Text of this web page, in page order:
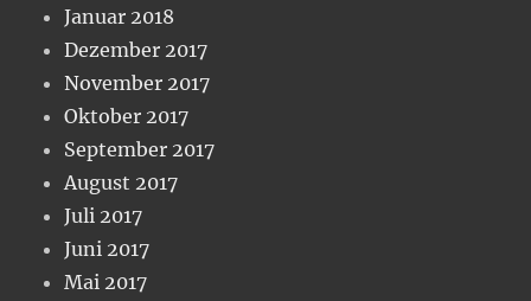
Januar 2018
Dezember 2017
November 2017
Oktober 2017
September 2017
August 2017
Juli 2017
Juni 2017
Mai 2017